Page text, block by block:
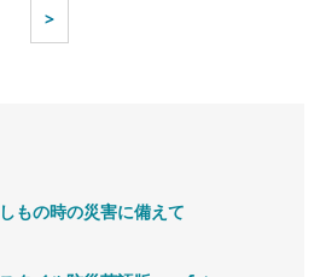
>
もの時の災害に備えて